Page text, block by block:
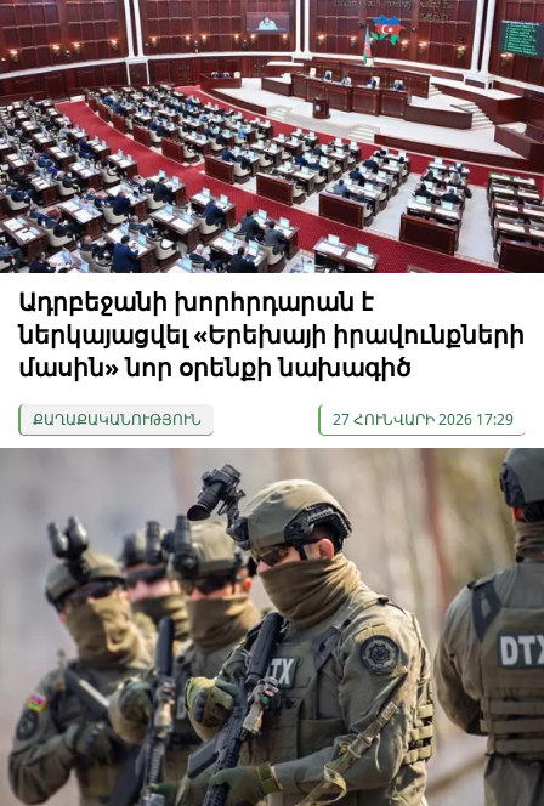
Ադրբեջանի խորհրդարան է
ներկայացվել «Երեխայի իրավունքների
մասին» նոր օրենքի նախագիծ
ՔԱՂԱՔԱԿԱՆՈՒԹՅՈՒՆ 27 ՀՈՒՆՎԱՐԻ 2026 17:29